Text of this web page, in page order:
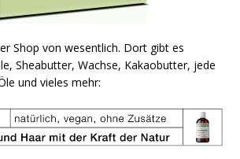
Shop von wesentlich. Dort gibt es
Sheabutter, Wachse, Kakaobutter, jede
und vieles mehr: